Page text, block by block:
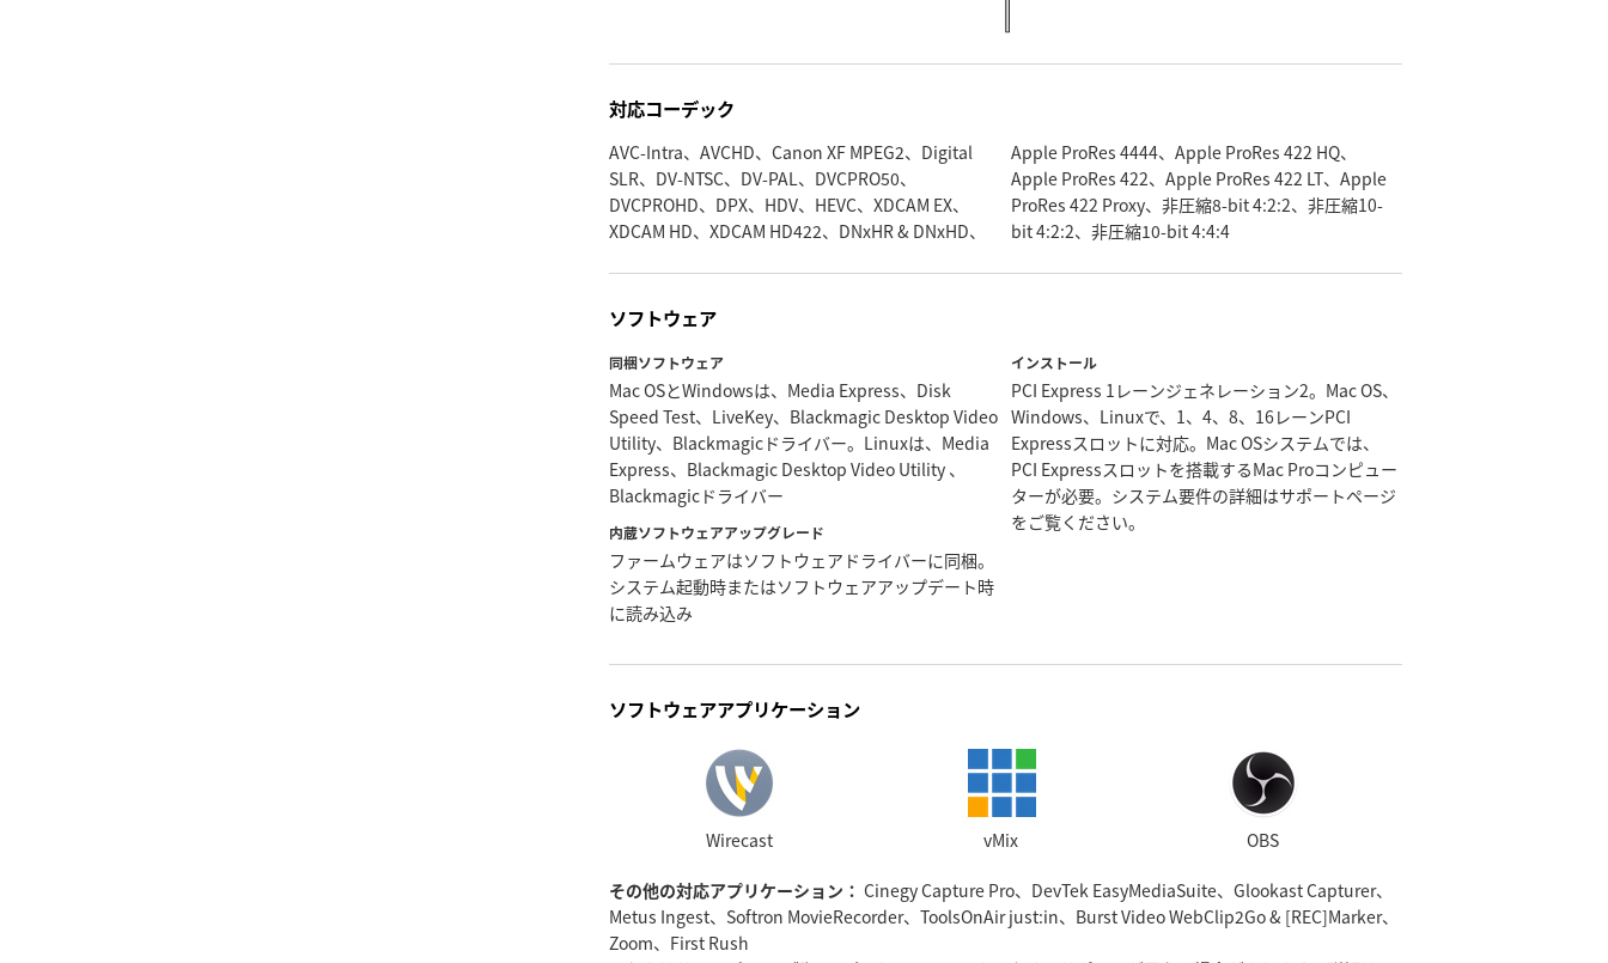
対応コーデック
AVC-Intra、AVCHD、Canon XF MPEG2、Digital
SLR、DV-NTSC、DV-PAL、DVCPRO50、
DVCPROHD、DPX、HDV、HEVC、XDCAM EX、
XDCAM HD、XDCAM HD422、DNxHR & DNxHD、
Apple ProRes 4444、Apple ProRes 422 HQ、
Apple ProRes 422、Apple ProRes 422 LT、Apple
ProRes 422 Proxy、非圧縮8-bit 4:2:2、非圧縮10-
bit 4:2:2、非圧縮10-bit 4:4:4
ソフトウェア
同梱ソフトウェア
Mac OSとWindowsは、Media Express、Disk
Speed Test、LiveKey、Blackmagic Desktop Video
Utility、Blackmagicドライバー。Linuxは、Media
Express、Blackmagic Desktop Video Utility 、
Blackmagicドライバー
内蔵ソフトウェアアップグレード
ファームウェアはソフトウェアドライバーに同梱。
システム起動時またはソフトウェアアップデート時
に読み込み
インストール
PCI Express 1レーンジェネレーション2。Mac OS、
Windows、Linuxで、1、4、8、16レーンPCI
Expressスロットに対応。Mac OSシステムでは、
PCI Expressスロットを搭載するMac Proコンピュー
ターが必要。システム要件の詳細はサポートページ
をご覧ください。
ソフトウェアアプリケーション
Wirecast vMix OBS
その他の対応アプリケーション： Cinegy Capture Pro、DevTek EasyMediaSuite、Glookast Capturer、
Metus Ingest、Softron MovieRecorder、ToolsOnAir just:in、Burst Video WebClip2Go & [REC]Marker、
Zoom、First Rush